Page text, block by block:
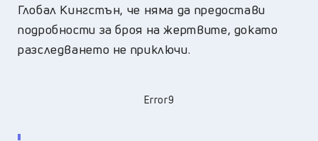
Глобал Кингстън, че няма да предостави
подробности за броя на жертвите, докато
разследването не приключи.
Error9